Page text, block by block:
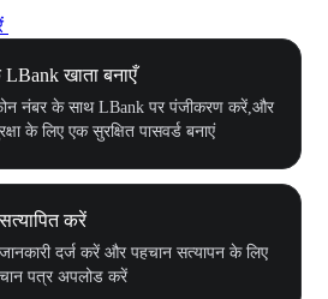
खाता बनाएँ
नंबर के साथ LBank पर पंजीकरण करें,और
के लिए एक सुरक्षित पासवर्ड बनाएं
करें
दर्ज करें और पहचान सत्यापन के लिए
पत्र अपलोड करें